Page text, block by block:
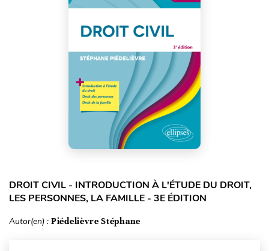
DROIT CIVIL - INTRODUCTION À L'ÉTUDE DU DROIT,
LES PERSONNES, LA FAMILLE - 3E ÉDITION
Autor(en) : Piédelièvre Stéphane